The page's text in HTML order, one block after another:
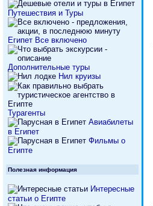
Путешествия и Туры
Египет Все включено
Дополнительные туры
Нил круизы
Турагенты
Авиабилеты
в Египет
Фильмы о
Египте
Полезная информация
Интересные
статьи о Египте